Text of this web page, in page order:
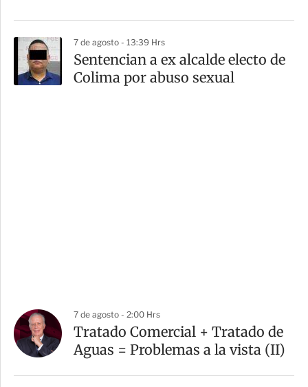
7 de agosto - 13:39 Hrs
Sentencian a ex alcalde electo de
Colima por abuso sexual
7 de agosto - 2:00 Hrs
Tratado Comercial + Tratado de
Aguas = Problemas a la vista (II)